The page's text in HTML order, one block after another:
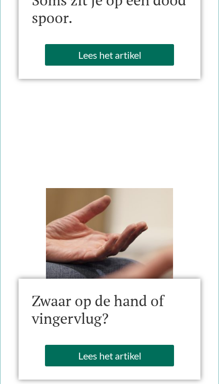
spoor.
Lees het artikel
Zwaar op de hand of
vingervlug?
Lees het artikel